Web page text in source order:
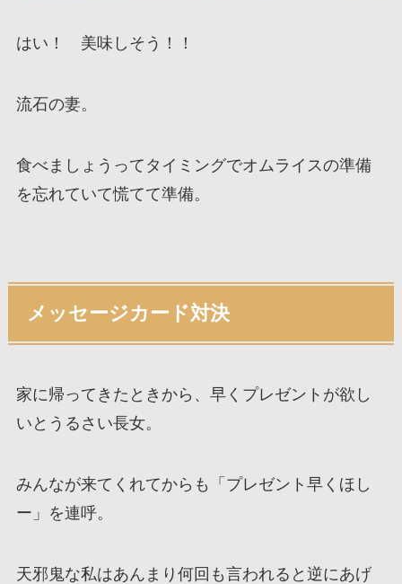
はい！ 美味しそう！！
流石の妻。
食べましょうってタイミングでオムライスの準備
を忘れていて慌てて準備。
メッセージカード対決
家に帰ってきたときから、早くプレゼントが欲し
いとうるさい長女。
みんなが来てくれてからも「プレゼント早くほし
ー」を連呼。
天邪鬼な私はあんまり何回も言われると逆にあげ